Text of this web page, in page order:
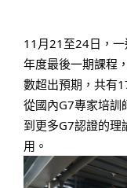
11月21至24日，
年度最後一期課程
數超出預期，共有
從國內G7專家培訓
到更多G7認證的理
用。